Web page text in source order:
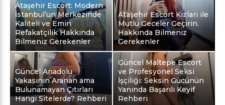
Ataşehir Escort: Modern
İstanbul’un Merkezinde
Kaliteli ve Emin
Refakatçilik Hakkında
Bilmeniz Gerekenler
Ataşehir Escort Kızları ile
Mutlu Geceler Geçirin.
Hakkında Bilmeniz
Gerekenler
Güncel Anadolu
Yakasının Aranan ama
Bulunamayan Çıtırları
Hangi Sitelerde? Rehberi
Güncel Maltepe Escort
ve Profesyonel Seksi
İşçiliği: Seksin Gücünün
Yanında Başarılı Keyif
Rehberi